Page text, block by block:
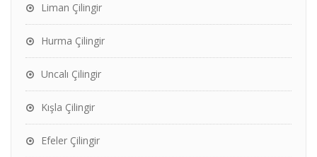
Liman Çilingir
Hurma Çilingir
Uncalı Çilingir
Kışla Çilingir
Efeler Çilingir